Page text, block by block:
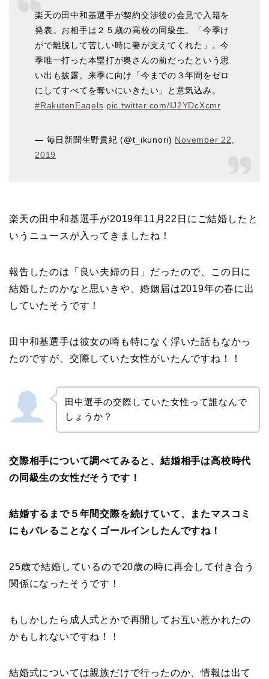
楽天の田中和基選手が契約交渉後の会見で入籍を
発表。お相手は２５歳の高校の同級生。「今季け
がで離脱して苦しい時に妻が支えてくれた」。今
季唯一打った本塁打が奥さんの前だったという思
い出も披露。来季に向け「今までの３年間をゼロ
にしてすべてを奪いにいきたい」と意気込み。
#RakutenEagels pic.twitter.com/IJ2YDcXcmr
— 毎日新聞生野貴紀 (@t_ikunori) November 22,
2019
楽天の田中和基選手が2019年11月22日にご結婚したと
いうニュースが入ってきましたね！
報告したのは「良い夫婦の日」だったので、この日に
結婚したのかなと思いきや、婚姻届は2019年の春に出
していたそうです！
田中和基選手は彼女の噂も特になく浮いた話もなかっ
たのですが、交際していた女性がいたんですね！！
田中選手の交際していた女性って誰なんで
しょうか？
交際相手について調べてみると、結婚相手は高校時代
の同級生の女性だそうです！
結婚するまで５年間交際を続けていて、またマスコミ
にもバレることなくゴールインしたんですね！
25歳で結婚しているので20歳の時に再会して付き合う
関係になったそうです！
もしかしたら成人式とかで再開してお互い惹かれたの
かもしれないですね！！
結婚式については親族だけで行ったのか、情報は出て